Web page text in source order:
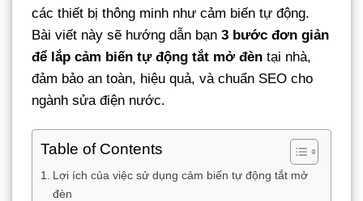
các thiết bị thông minh như cảm biến tự động.
Bài viết này sẽ hướng dẫn bạn 3 bước đơn giản
để lắp cảm biến tự động tắt mở đèn tại nhà,
đảm bảo an toàn, hiệu quả, và chuẩn SEO cho
ngành sửa điện nước.
Table of Contents
Lợi ích của việc sử dụng cảm biến tự động tắt mở
đèn